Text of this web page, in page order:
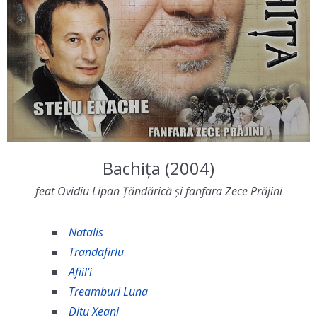
Bachița (2004)
feat Ovidiu Lipan Țăndărică și fanfara Zece Prăjini
Natalis
Trandafirlu
Afiil'i
Treamburi Luna
Ditu Xeani